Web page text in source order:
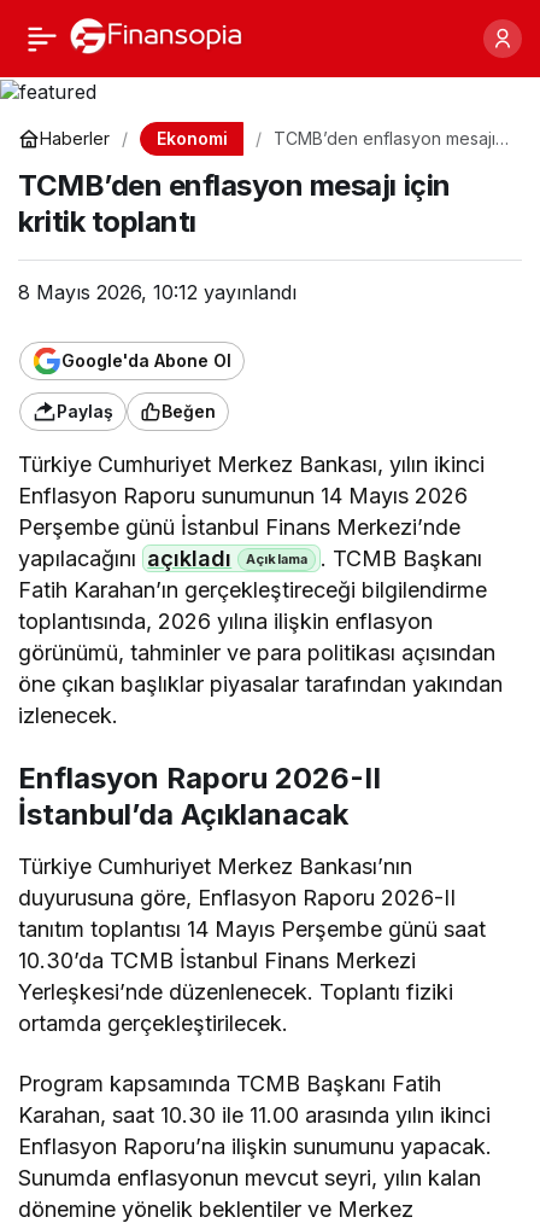
Haberler Ekonomi
TCMB’den enflasyon mesajı
TCMB’den enflasyon mesajı için
kritik toplantı
8 Mayıs 2026, 10:12 yayınlandı
Google'da Abone Ol
Paylaş Beğen
Türkiye Cumhuriyet Merkez Bankası, yılın ikinci
Enflasyon Raporu sunumunun 14 Mayıs 2026
Perşembe günü İstanbul Finans Merkezi’nde
yapılacağını açıkladı
. TCMB Başkanı
Fatih Karahan’ın gerçekleştireceği bilgilendirme
toplantısında, 2026 yılına ilişkin enflasyon
görünümü, tahminler ve para politikası açısından
öne çıkan başlıklar piyasalar tarafından yakından
izlenecek.
Enflasyon Raporu 2026-II
İstanbul’da Açıklanacak
Türkiye Cumhuriyet Merkez Bankası’nın
duyurusuna göre, Enflasyon Raporu 2026-II
tanıtım toplantısı 14 Mayıs Perşembe günü saat
10.30’da TCMB İstanbul Finans Merkezi
Yerleşkesi’nde düzenlenecek. Toplantı fiziki
ortamda gerçekleştirilecek.
Program kapsamında TCMB Başkanı Fatih
Karahan, saat 10.30 ile 11.00 arasında yılın ikinci
Enflasyon Raporu’na ilişkin sunumunu yapacak.
Sunumda enflasyonun mevcut seyri, yılın kalan
dönemine yönelik beklentiler ve Merkez
TCMB’den enflasyon
mesajı için kritik toplantı
Paylaş